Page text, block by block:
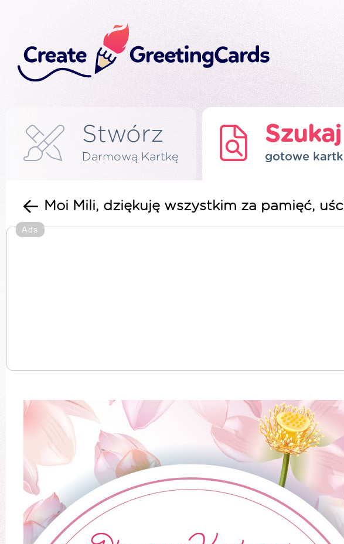
Stwórz
Darmową Kartkę
Szukaj
gotowe
Moi Mili, dziękuję wszystkim za pamięć,
Ads